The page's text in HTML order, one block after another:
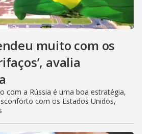
muito com os
avalia
com a Rússia é uma boa estratégia,
com os Estados Unidos,